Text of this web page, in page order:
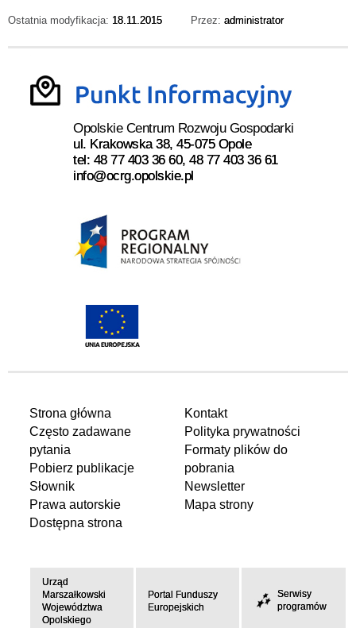
Ostatnia modyfikacja: 18.11.2015 Przez: administrator
Opolskie Centrum Rozwoju Gospodarki
ul. Krakowska 38, 45-075 Opole
tel: 48 77 403 36 60, 48 77 403 36 61
info@ocrg.opolskie.pl
Strona główna
Często zadawane
pytania
Pobierz publikacje
Słownik
Prawa autorskie
Dostępna strona
Kontakt
Polityka prywatności
Formaty plików do
pobrania
Newsletter
Mapa strony
Urząd
Marszałkowski
Województwa
Opolskiego
Portal Funduszy
Europejskich
Serwisy
programów